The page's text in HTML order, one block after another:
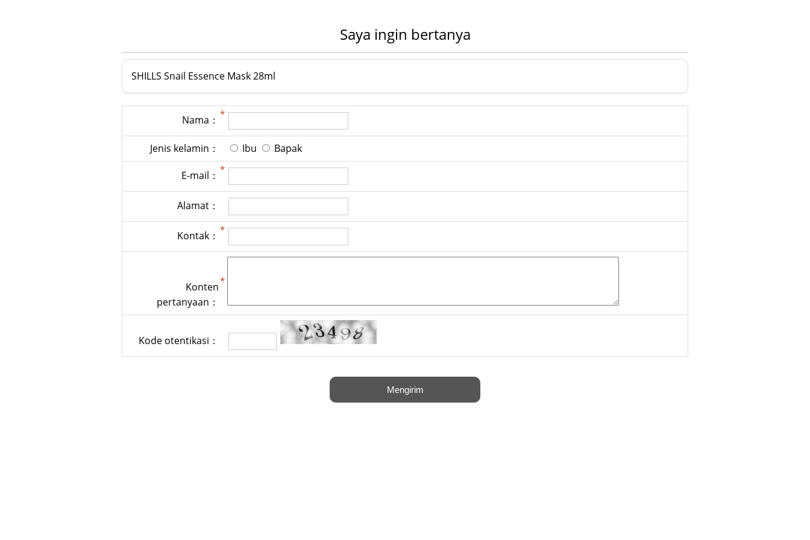
Saya ingin bertanya
SHILLS Snail Essence Mask 28ml
Nama：
Jenis kelamin： Ibu Bapak
E-mail：
Alamat：
Kontak：
Konten
pertanyaan：
Kode otentikasi：